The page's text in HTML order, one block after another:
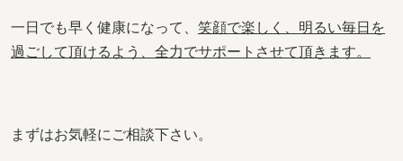
一日でも早く健康になって、 笑顔で楽しく、明るい毎日を
過ごして頂けるよう、全力でサポートさせて頂きます。
まずはお気軽にご相談下さい。